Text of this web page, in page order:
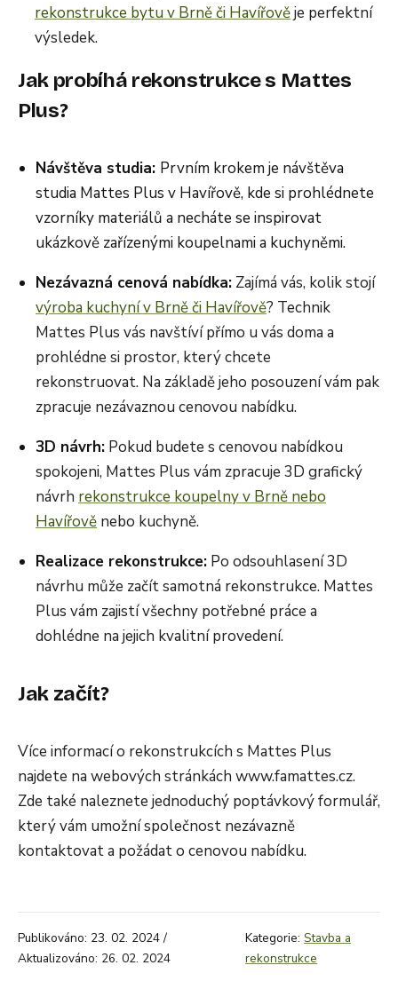
rekonstrukce bytu v Brně či Havířověje perfektní
výsledek.
Jak probíhá rekonstrukce s Mattes
Plus?
Návštěva studia: Prvním krokem je návštěva
studia Mattes Plus v Havířově, kde si prohlédnete
vzorníky materiálů a necháte se inspirovat
ukázkově zařízenými koupelnami a kuchyněmi.
Nezávazná cenová nabídka: Zajímá vás, kolik stojí
výroba kuchyní v Brně či Havířově? Technik
Mattes Plus vás navštíví přímo u vás doma a
prohlédne si prostor, který chcete
rekonstruovat. Na základě jeho posouzení vám pak
zpracuje nezávaznou cenovou nabídku.
3D návrh: Pokud budete s cenovou nabídkou
spokojeni, Mattes Plus vám zpracuje 3D grafický
návrh rekonstrukce koupelny v Brně nebo
Havířově nebo kuchyně.
Realizace rekonstrukce: Po odsouhlasení 3D
návrhu může začít samotná rekonstrukce. Mattes
Plus vám zajistí všechny potřebné práce a
dohlédne na jejich kvalitní provedení.
Jak začít?
Více informací o rekonstrukcích s Mattes Plus
najdete na webových stránkách www.famattes.cz.
Zde také naleznete jednoduchý poptávkový formulář,
který vám umožní společnost nezávazně
kontaktovat a požádat o cenovou nabídku.
Publikováno: 23. 02. 2024 /
Aktualizováno: 26. 02. 2024
Kategorie:Stavba a
rekonstrukce